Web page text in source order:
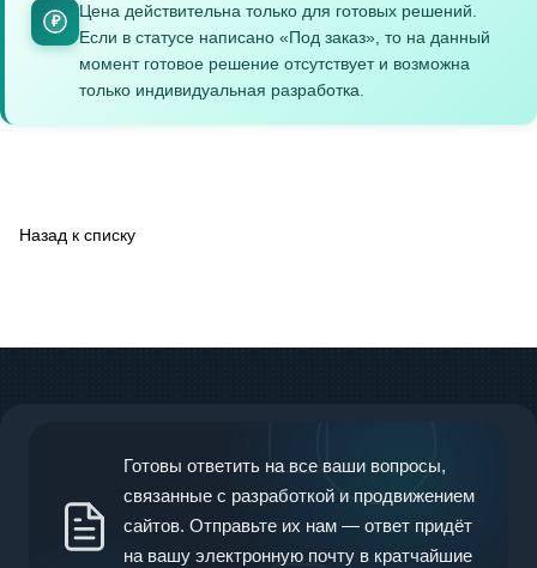
₽
Цена действительна только для готовых решений.
Если в статусе написано «Под заказ», то на данный
момент готовое решение отсутствует и возможна
только индивидуальная разработка.
Назад к списку
Готовы ответить на все ваши вопросы,
связанные с разработкой и продвижением
сайтов. Отправьте их нам — ответ придёт
на вашу электронную почту в кратчайшие